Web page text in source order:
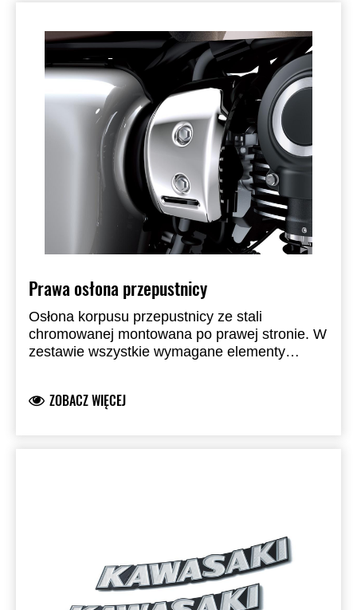
Prawa osłona przepustnicy
Osłona korpusu przepustnicy ze stali
chromowanej montowana po prawej stronie. W
zestawie wszystkie wymagane elementy
ZOBACZ WIĘCEJ